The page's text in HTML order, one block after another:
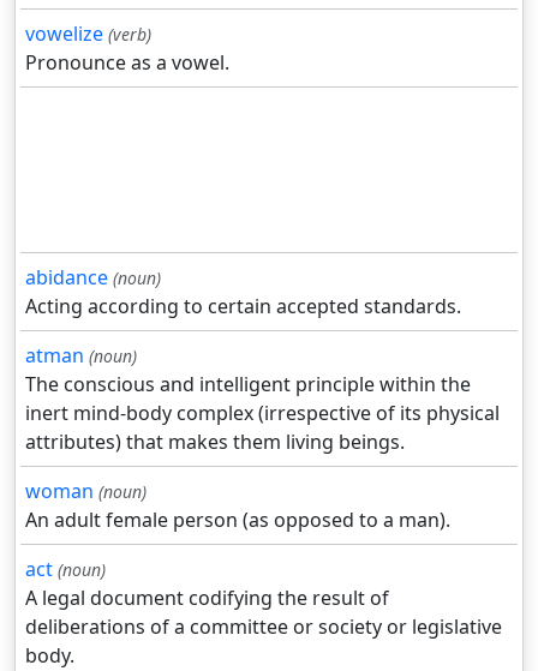
vowelize (verb)
Pronounce as a vowel.
abidance (noun)
Acting according to certain accepted standards.
atman (noun)
The conscious and intelligent principle within the
inert mind-body complex (irrespective of its physical
attributes) that makes them living beings.
woman (noun)
An adult female person (as opposed to a man).
act (noun)
A legal document codifying the result of
deliberations of a committee or society or legislative
body.